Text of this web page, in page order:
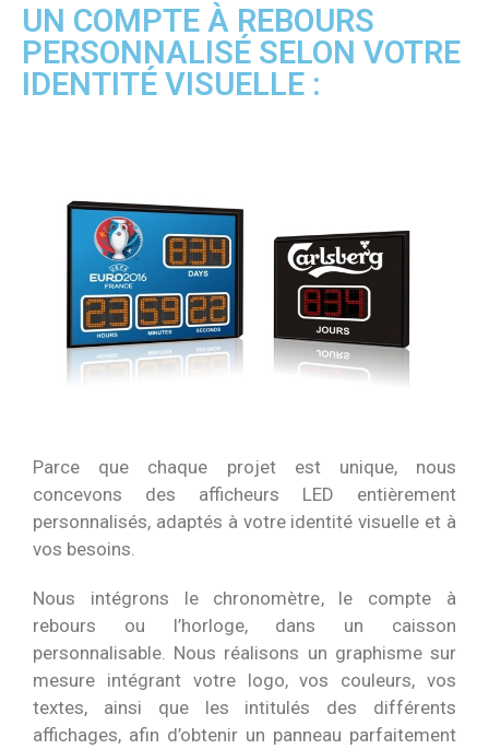
UN COMPTE À REBOURS
PERSONNALISÉ SELON VOTRE
IDENTITÉ VISUELLE :
Parce que chaque projet est unique, nous
concevons des afficheurs LED entièrement
personnalisés, adaptés à votre identité visuelle et à
vos besoins.
Nous intégrons le chronomètre, le compte à
rebours ou l’horloge, dans un caisson
personnalisable. Nous réalisons un graphisme sur
mesure intégrant votre logo, vos couleurs, vos
textes, ainsi que les intitulés des différents
affichages, afin d’obtenir un panneau parfaitement